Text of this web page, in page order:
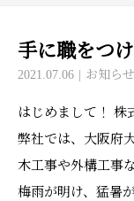
手に職をつ
2021.07.06 お知らせ
はじめまして！ 株
弊社では、大阪府
木工事や外構工事
梅雨が明け、猛暑